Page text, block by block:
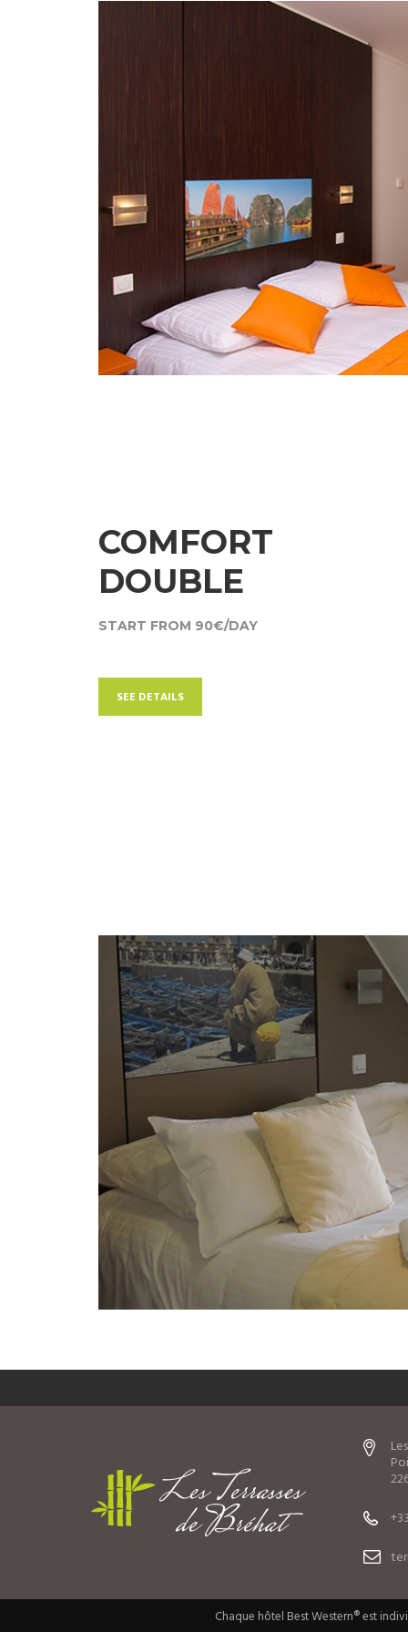
COMFORT
DOUBLE
START FROM 90€/DAY
SEE DETAILS
Chaque hôtel Best Western® est